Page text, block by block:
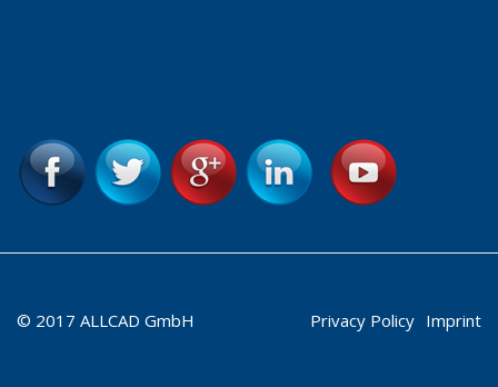
© 2017 ALLCAD GmbH Imprint
Privacy Policy